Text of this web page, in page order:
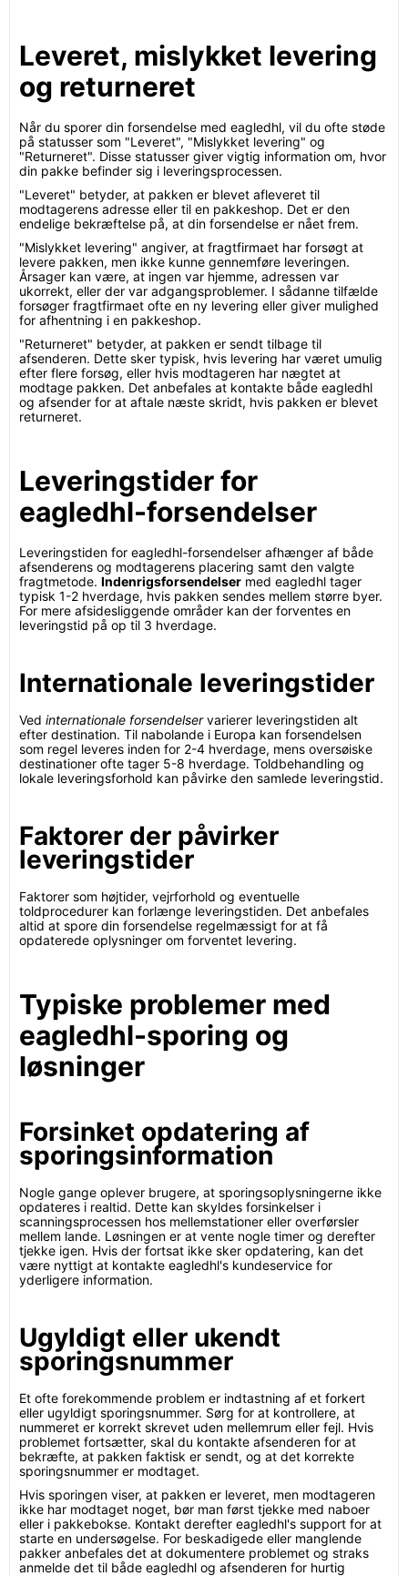
Leveret, mislykket levering
og returneret
Når du sporer din forsendelse med eagledhl, vil du ofte støde
på statusser som "Leveret", "Mislykket levering" og
"Returneret". Disse statusser giver vigtig information om, hvor
din pakke befinder sig i leveringsprocessen.
"Leveret" betyder, at pakken er blevet afleveret til
modtagerens adresse eller til en pakkeshop. Det er den
endelige bekræftelse på, at din forsendelse er nået frem.
"Mislykket levering" angiver, at fragtfirmaet har forsøgt at
levere pakken, men ikke kunne gennemføre leveringen.
Årsager kan være, at ingen var hjemme, adressen var
ukorrekt, eller der var adgangsproblemer. I sådanne tilfælde
forsøger fragtfirmaet ofte en ny levering eller giver mulighed
for afhentning i en pakkeshop.
"Returneret" betyder, at pakken er sendt tilbage til
afsenderen. Dette sker typisk, hvis levering har været umulig
efter flere forsøg, eller hvis modtageren har nægtet at
modtage pakken. Det anbefales at kontakte både eagledhl
og afsender for at aftale næste skridt, hvis pakken er blevet
returneret.
Leveringstider for
eagledhl-forsendelser
Leveringstiden for eagledhl-forsendelser afhænger af både
afsenderens og modtagerens placering samt den valgte
fragtmetode. Indenrigsforsendelser med eagledhl tager
typisk 1-2 hverdage, hvis pakken sendes mellem større byer.
For mere afsidesliggende områder kan der forventes en
leveringstid på op til 3 hverdage.
Internationale leveringstider
Ved internationale forsendelservarierer leveringstiden alt
efter destination. Til nabolande i Europa kan forsendelsen
som regel leveres inden for 2-4 hverdage, mens oversøiske
destinationer ofte tager 5-8 hverdage. Toldbehandling og
lokale leveringsforhold kan påvirke den samlede leveringstid.
Faktorer der påvirker
leveringstider
Faktorer som højtider, vejrforhold og eventuelle
toldprocedurer kan forlænge leveringstiden. Det anbefales
altid at spore din forsendelse regelmæssigt for at få
opdaterede oplysninger om forventet levering.
Typiske problemer med
eagledhl-sporing og
løsninger
Forsinket opdatering af
sporingsinformation
Nogle gange oplever brugere, at sporingsoplysningerne ikke
opdateres i realtid. Dette kan skyldes forsinkelser i
scanningsprocessen hos mellemstationer eller overførsler
mellem lande. Løsningen er at vente nogle timer og derefter
tjekke igen. Hvis der fortsat ikke sker opdatering, kan det
være nyttigt at kontakte eagledhl's kundeservice for
yderligere information.
Ugyldigt eller ukendt
sporingsnummer
Et ofte forekommende problem er indtastning af et forkert
eller ugyldigt sporingsnummer. Sørg for at kontrollere, at
nummeret er korrekt skrevet uden mellemrum eller fejl. Hvis
problemet fortsætter, skal du kontakte afsenderen for at
bekræfte, at pakken faktisk er sendt, og at det korrekte
sporingsnummer er modtaget.
Hvis sporingen viser, at pakken er leveret, men modtageren
ikke har modtaget noget, bør man først tjekke med naboer
eller i pakkebokse. Kontakt derefter eagledhl's support for at
starte en undersøgelse. For beskadigede eller manglende
pakker anbefales det at dokumentere problemet og straks
anmelde det til både eagledhl og afsenderen for hurtig